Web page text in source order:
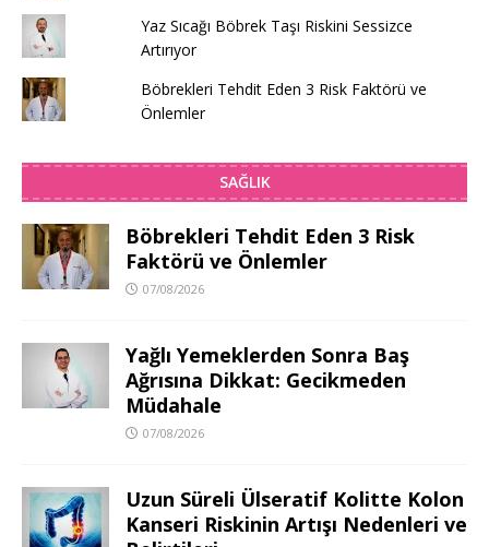
Yaz Sıcağı Böbrek Taşı Riskini Sessizce
Artırıyor
Böbrekleri Tehdit Eden 3 Risk Faktörü ve
Önlemler
SAĞLIK
Böbrekleri Tehdit Eden 3 Risk
Faktörü ve Önlemler
07/08/2026
Yağlı Yemeklerden Sonra Baş
Ağrısına Dikkat: Gecikmeden
Müdahale
07/08/2026
Uzun Süreli Ülseratif Kolitte Kolon
Kanseri Riskinin Artışı Nedenleri ve